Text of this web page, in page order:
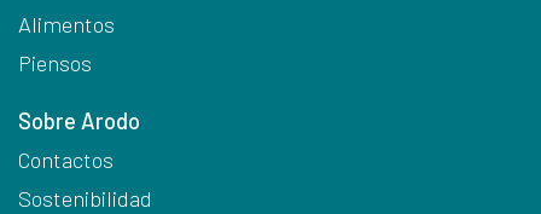
Alimentos
Piensos
Sobre Arodo
Contactos
Sostenibilidad